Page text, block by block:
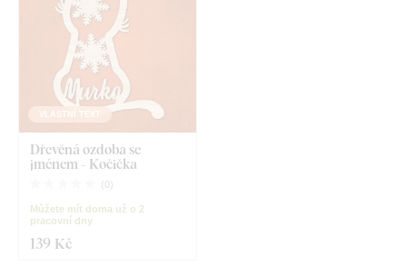
VLASTNÍ TEXT
Dřevěná ozdoba se
jménem - Kočička
( 0)
Můžete mít doma už o 2
pracovní dny
139 Kč